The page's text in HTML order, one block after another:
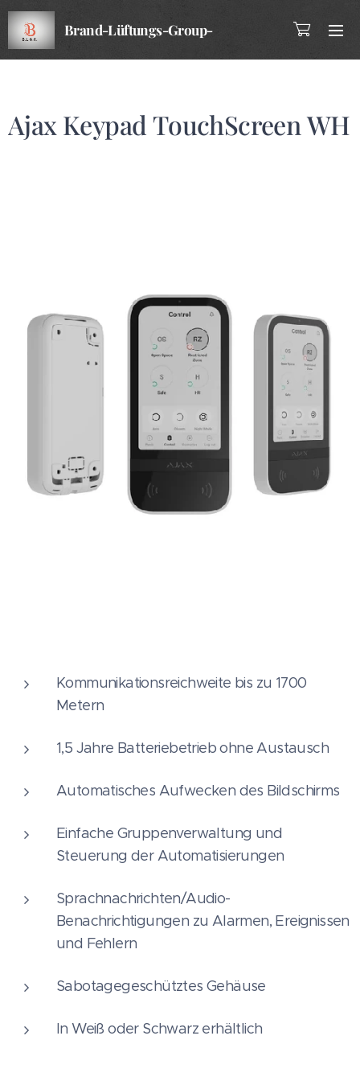
Brand-Lüftungs-Group-
Ajax Keypad TouchScreen WH
Kommunikationsreichweite bis zu 1700
Metern
1,5 Jahre Batteriebetrieb ohne Austausch
Automatisches Aufwecken des Bildschirms
Einfache Gruppenverwaltung und
Steuerung der Automatisierungen
Sprachnachrichten/Audio-
Benachrichtigungen zu Alarmen, Ereignissen
und Fehlern
Sabotagegeschütztes Gehäuse
In Weiß oder Schwarz erhältlich